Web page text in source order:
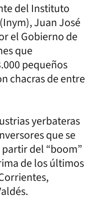
del Instituto
Juan José
el Gobierno de
que
pequeños
chacras de entre
yerbateras
que se
del “boom”
de los últimos